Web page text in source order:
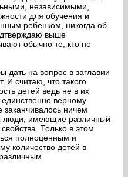
независимыми,
для обучения и
ребенком, никогда об
выше
обычно те, кто не
дать на вопрос в заглавии
И считаю, что такого
детей ведь не в их
верному
заканчивалось ничем
имеющие различный
Только в этом
полноценным и
количество детей в